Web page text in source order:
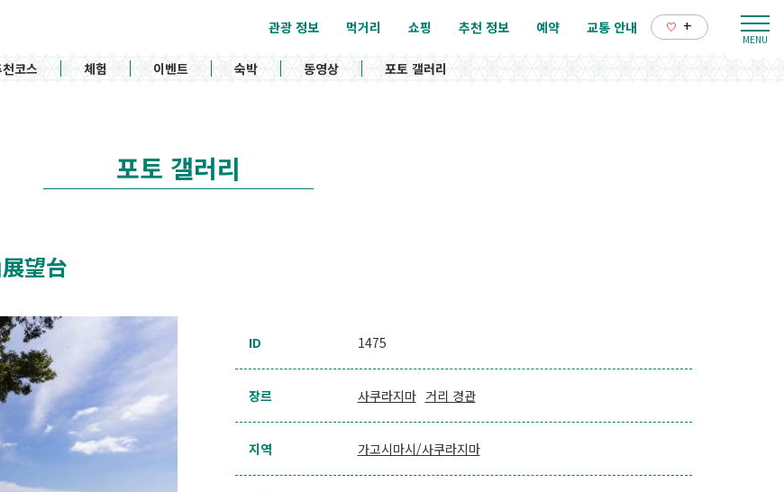
관광 정보 먹거리 쇼핑 추천 정보 예약 교통 안내 +
코스 체험 이벤트 숙박 동영상 포토 갤러리
포토 갤러리
望台
ID 1475
장르 사쿠라지마 거리 경관
지역 가고시마시/사쿠라지마